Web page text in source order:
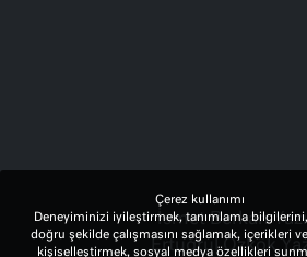
İsmet Berkan
Ertuğrul Özkök
Çerez kullanımı
Deneyiminizi iyileştirmek, tanımlama
doğru şekilde çalışmasını sağlamak, içerikleri
kişiselleştirmek, sosyal medya özellikleri